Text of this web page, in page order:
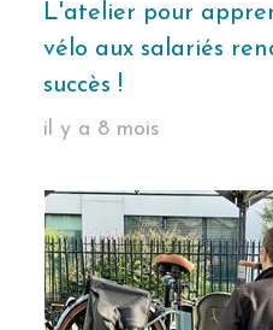
L'atelier pour
vélo aux salariés
succès !
il y a 8 mois